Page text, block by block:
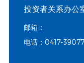
投资者关系办公
邮箱：
电话：0417-